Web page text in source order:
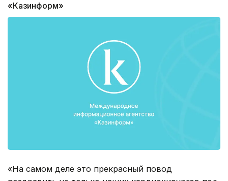
«Казинформ»
«На самом деле это прекрасный повод